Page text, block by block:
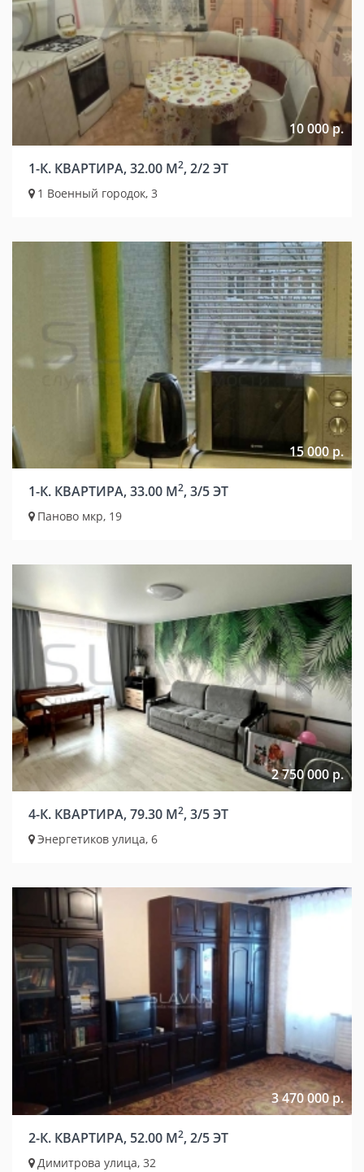
10 000 р.
1-К. КВАРТИРА, 32.00 М2, 2/2 ЭТ
1 Военный городок, 3
15 000 р.
1-К. КВАРТИРА, 33.00 М2, 3/5 ЭТ
Паново мкр, 19
2 750 000 р.
4-К. КВАРТИРА, 79.30 М2, 3/5 ЭТ
Энергетиков улица, 6
3 470 000 р.
2-К. КВАРТИРА, 52.00 М2, 2/5 ЭТ
Димитрова улица, 32